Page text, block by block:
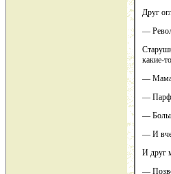
Друг
—
какие-
—
—
—
— И
И друг
—